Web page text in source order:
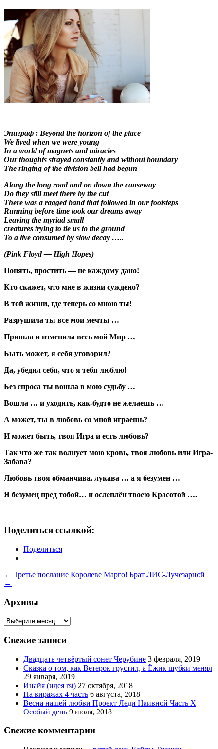
Эпиграф : Beyond the horizon of the place
We lived when we were young
In a world of magnets and miracles
Our thoughts strayed constantly and without boundary
The ringing of the division bell had begun
Along the long road and on down the causeway
Do they still meet there by the cut
There was a ragged band that followed in our footsteps
Running before time took our dreams away
Leaving the myriad small
creatures trying to tie us to the ground
To a live consumed by slow decay …..
(Pink Floyd — High Hopes)
Понять, простить — не каждому дано!
Кто скажет, что мне в жизни суждено?
В той жизни, где теперь со мною ты!
Разрушила ты все мои мечты …
Пришла и изменила весь мой Мир …
Быть может, я себя уговорил?
Да, убедил себя, что я тебя люблю!
Без спроса ты вошла в мою судьбу …
Вошла … и уходить, как-будто не желаешь …
А может, ты в любовь со мной играешь?
И может быть, твоя Игра и есть любовь?
Так что же так волнует мою кровь, твоя любовь или Игра-
Забава?
Любовь твоя обманчива, лукава … а я безумен …
Я безумец пред тобой… и ослеплён твоею Красотой ….
Поделиться ссылкой:
Поделиться
Навигация
по
записям
← Третье послание Королеве Марго! Брат ЛИС-Лучезарной
→
Архивы
Архивы
Свежие записи
Двадцать четвёртый сонет Черубине 3 февраля, 2019
Сказка о том, как Ветерок грустил, а Ёжик шубки менял
29 января, 2019
Инайя (идея rst) 27 октября, 2018
На виражах 4 часть 6 августа, 2018
Весна нашей любви Проект Леди Наивной Часть Х
Особый день 9 июля, 2018
Свежие комментарии